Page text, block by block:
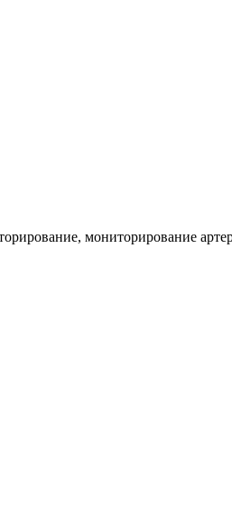
мониторирование